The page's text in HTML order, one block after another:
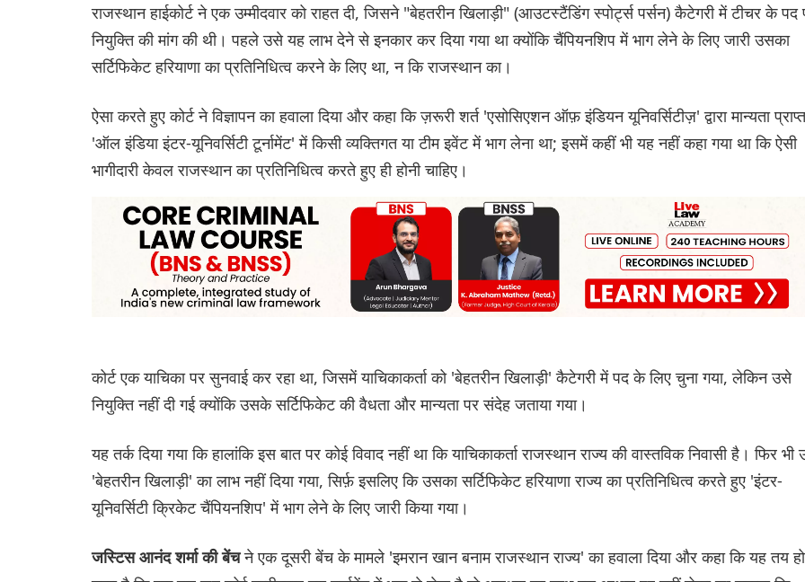
राजस्थान हाईकोर्ट ने एक उम्मीदवार को राहत दी, जिसने "बेहतरीन खिलाड़ी" (आउटस्टैंडिंग स्पोर्ट्स पर्सन) कैटेगरी में टीचर के पद
नियुक्ति की मांग की थी। पहले उसे यह लाभ देने से इनकार कर दिया गया था क्योंकि चैंपियनशिप में भाग लेने के लिए जारी उसका
सर्टिफिकेट हरियाणा का प्रतिनिधित्व करने के लिए था, न कि राजस्थान का।
ऐसा करते हुए कोर्ट ने विज्ञापन का हवाला दिया और कहा कि ज़रूरी शर्त 'एसोसिएशन ऑफ़ इंडियन यूनिवर्सिटीज़' द्वारा मान्यता प्राप्त
'ऑल इंडिया इंटर-यूनिवर्सिटी टूर्नामेंट' में किसी व्यक्तिगत या टीम इवेंट में भाग लेना था; इसमें कहीं भी यह नहीं कहा गया था कि ऐसी
भागीदारी केवल राजस्थान का प्रतिनिधित्व करते हुए ही होनी चाहिए।
कोर्ट एक याचिका पर सुनवाई कर रहा था, जिसमें याचिकाकर्ता को 'बेहतरीन खिलाड़ी' कैटेगरी में पद के लिए चुना गया, लेकिन उसे
नियुक्ति नहीं दी गई क्योंकि उसके सर्टिफिकेट की वैधता और मान्यता पर संदेह जताया गया।
यह तर्क दिया गया कि हालांकि इस बात पर कोई विवाद नहीं था कि याचिकाकर्ता राजस्थान राज्य की वास्तविक निवासी है। फिर भी
'बेहतरीन खिलाड़ी' का लाभ नहीं दिया गया, सिर्फ़ इसलिए कि उसका सर्टिफिकेट हरियाणा राज्य का प्रतिनिधित्व करते हुए 'इंटर-
यूनिवर्सिटी क्रिकेट चैंपियनशिप' में भाग लेने के लिए जारी किया गया।
जस्टिस आनंद शर्मा की बेंचने एक दूसरी बेंच के मामले 'इमरान खान बनाम राजस्थान राज्य' का हवाला दिया और कहा कि यह तय हो